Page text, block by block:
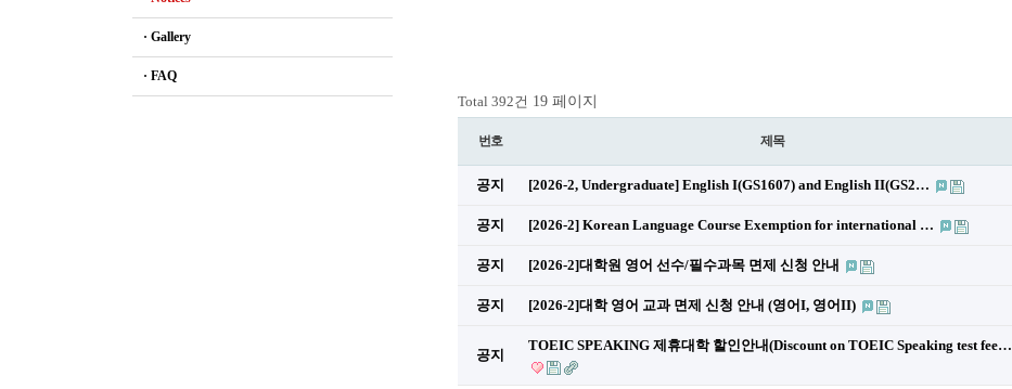
· Gallery
· FAQ
Total 392건 19 페이지
번호 제목
공지 [2026-2, Undergraduate] English I(GS1607) and English II(GS2…
공지 [2026-2] Korean Language Course Exemption for international …
공지 [2026-2]대학원 영어 선수/필수과목 면제 신청 안내
공지 [2026-2]대학 영어 교과 면제 신청 안내 (영어I, 영어II)
공지
TOEIC SPEAKING 제휴대학 할인안내(Discount on TOEIC Speaking test fee…